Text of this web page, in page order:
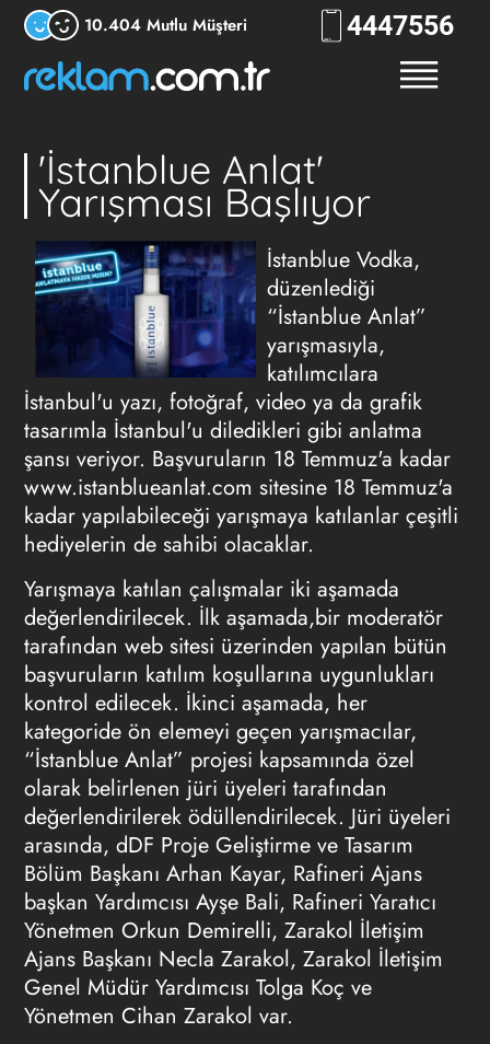
10.404 Mutlu Müşteri 444RKLM
'İstanblue Anlat'
Yarışması Başlıyor
İstanblue Vodka,
düzenlediği
“İstanblue Anlat”
yarışmasıyla,
katılımcılara
İstanbul'u yazı, fotoğraf, video ya da grafik
tasarımla İstanbul'u diledikleri gibi anlatma
şansı veriyor. Başvuruların 18 Temmuz'a kadar
www.istanblueanlat.com sitesine 18 Temmuz'a
kadar yapılabileceği yarışmaya katılanlar çeşitli
hediyelerin de sahibi olacaklar.
Yarışmaya katılan çalışmalar iki aşamada
değerlendirilecek. İlk aşamada,bir moderatör
tarafından web sitesi üzerinden yapılan bütün
başvuruların katılım koşullarına uygunlukları
kontrol edilecek. İkinci aşamada, her
kategoride ön elemeyi geçen yarışmacılar,
“İstanblue Anlat” projesi kapsamında özel
olarak belirlenen jüri üyeleri tarafından
değerlendirilerek ödüllendirilecek. Jüri üyeleri
arasında, dDF Proje Geliştirme ve Tasarım
Bölüm Başkanı Arhan Kayar, Rafineri Ajans
başkan Yardımcısı Ayşe Bali, Rafineri Yaratıcı
Yönetmen Orkun Demirelli, Zarakol İletişim
Ajans Başkanı Necla Zarakol, Zarakol İletişim
Genel Müdür Yardımcısı Tolga Koç ve
Yönetmen Cihan Zarakol var.